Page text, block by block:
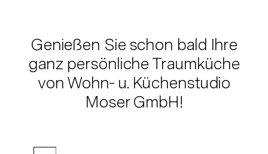
Genießen Sie schon bald Ihre
ganz persönliche Traumküche
von Wohn- u. Küchenstudio
Moser GmbH!